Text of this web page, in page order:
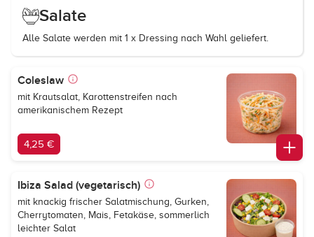
Salate
Alle Salate werden mit 1 x Dressing nach Wahl geliefert.
Coleslaw
mit Krautsalat, Karottenstreifen nach
amerikanischem Rezept
4,25 €
Ibiza Salad (vegetarisch)
mit knackig frischer Salatmischung, Gurken,
Cherrytomaten, Mais, Fetakäse, sommerlich
leichter Salat